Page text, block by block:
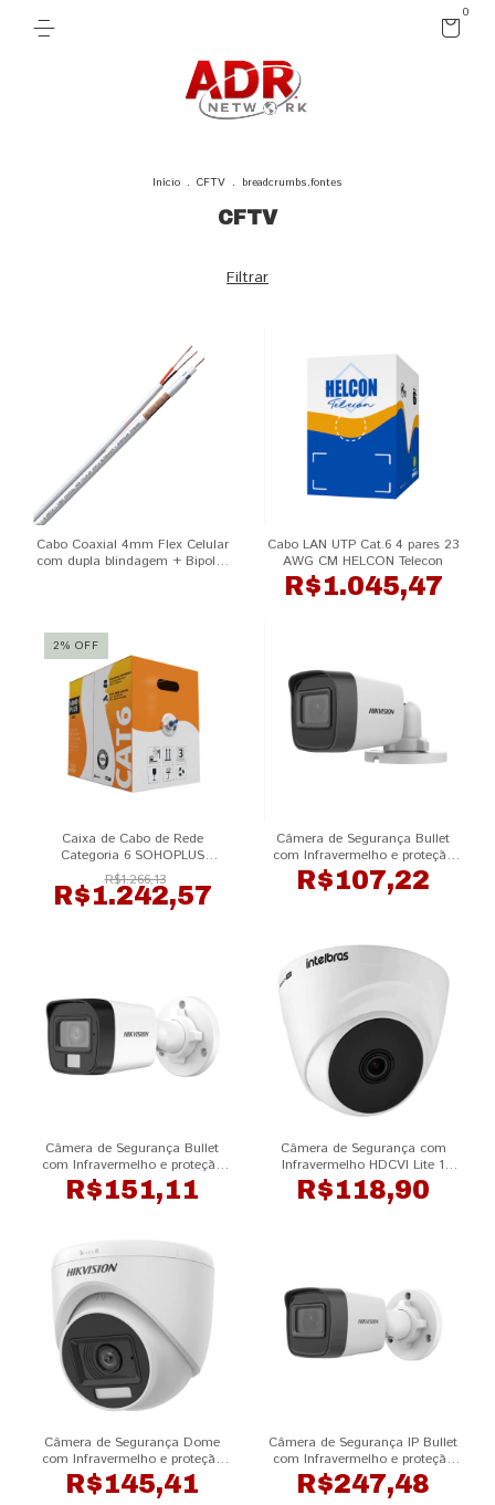
0
Início . CFTV . breadcrumbs.fontes
CFTV
Filtrar
Cabo Coaxial 4mm Flex Celular
com dupla blindagem + Bipolar
Cabo LAN UTP Cat.6 4 pares 23
AWG CM HELCON Telecon
R$1.045,47
2% OFF
Caixa de Cabo de Rede
Categoria 6 SOHOPLUS
Furukawa
R$1.266,13
R$1.242,57
Câmera de Segurança Bullet
com Infravermelho e proteção
IP67 Full HD DS-2CE16D0T-
EXIPF HIKVISION
R$107,22
Câmera de Segurança Bullet
com Infravermelho e proteção
IP67 Full HD Hybrid Light DS-
2CE16D0T-EXLPF HIKVISION
R$151,11
Câmera de Segurança com
Infravermelho HDCVI Lite 1
megapixel VHL 1120 D Intelbras
R$118,90
Câmera de Segurança Dome
com Infravermelho e proteção
IP67 Full HD Hybrid Light DS-
2CE76D0T-EXLPF HIKVISION
R$145,41
Câmera de Segurança IP Bullet
com Infravermelho e proteção
IP67 Full HD DS-2CD1021G0-I
HIKVISION
R$247,48